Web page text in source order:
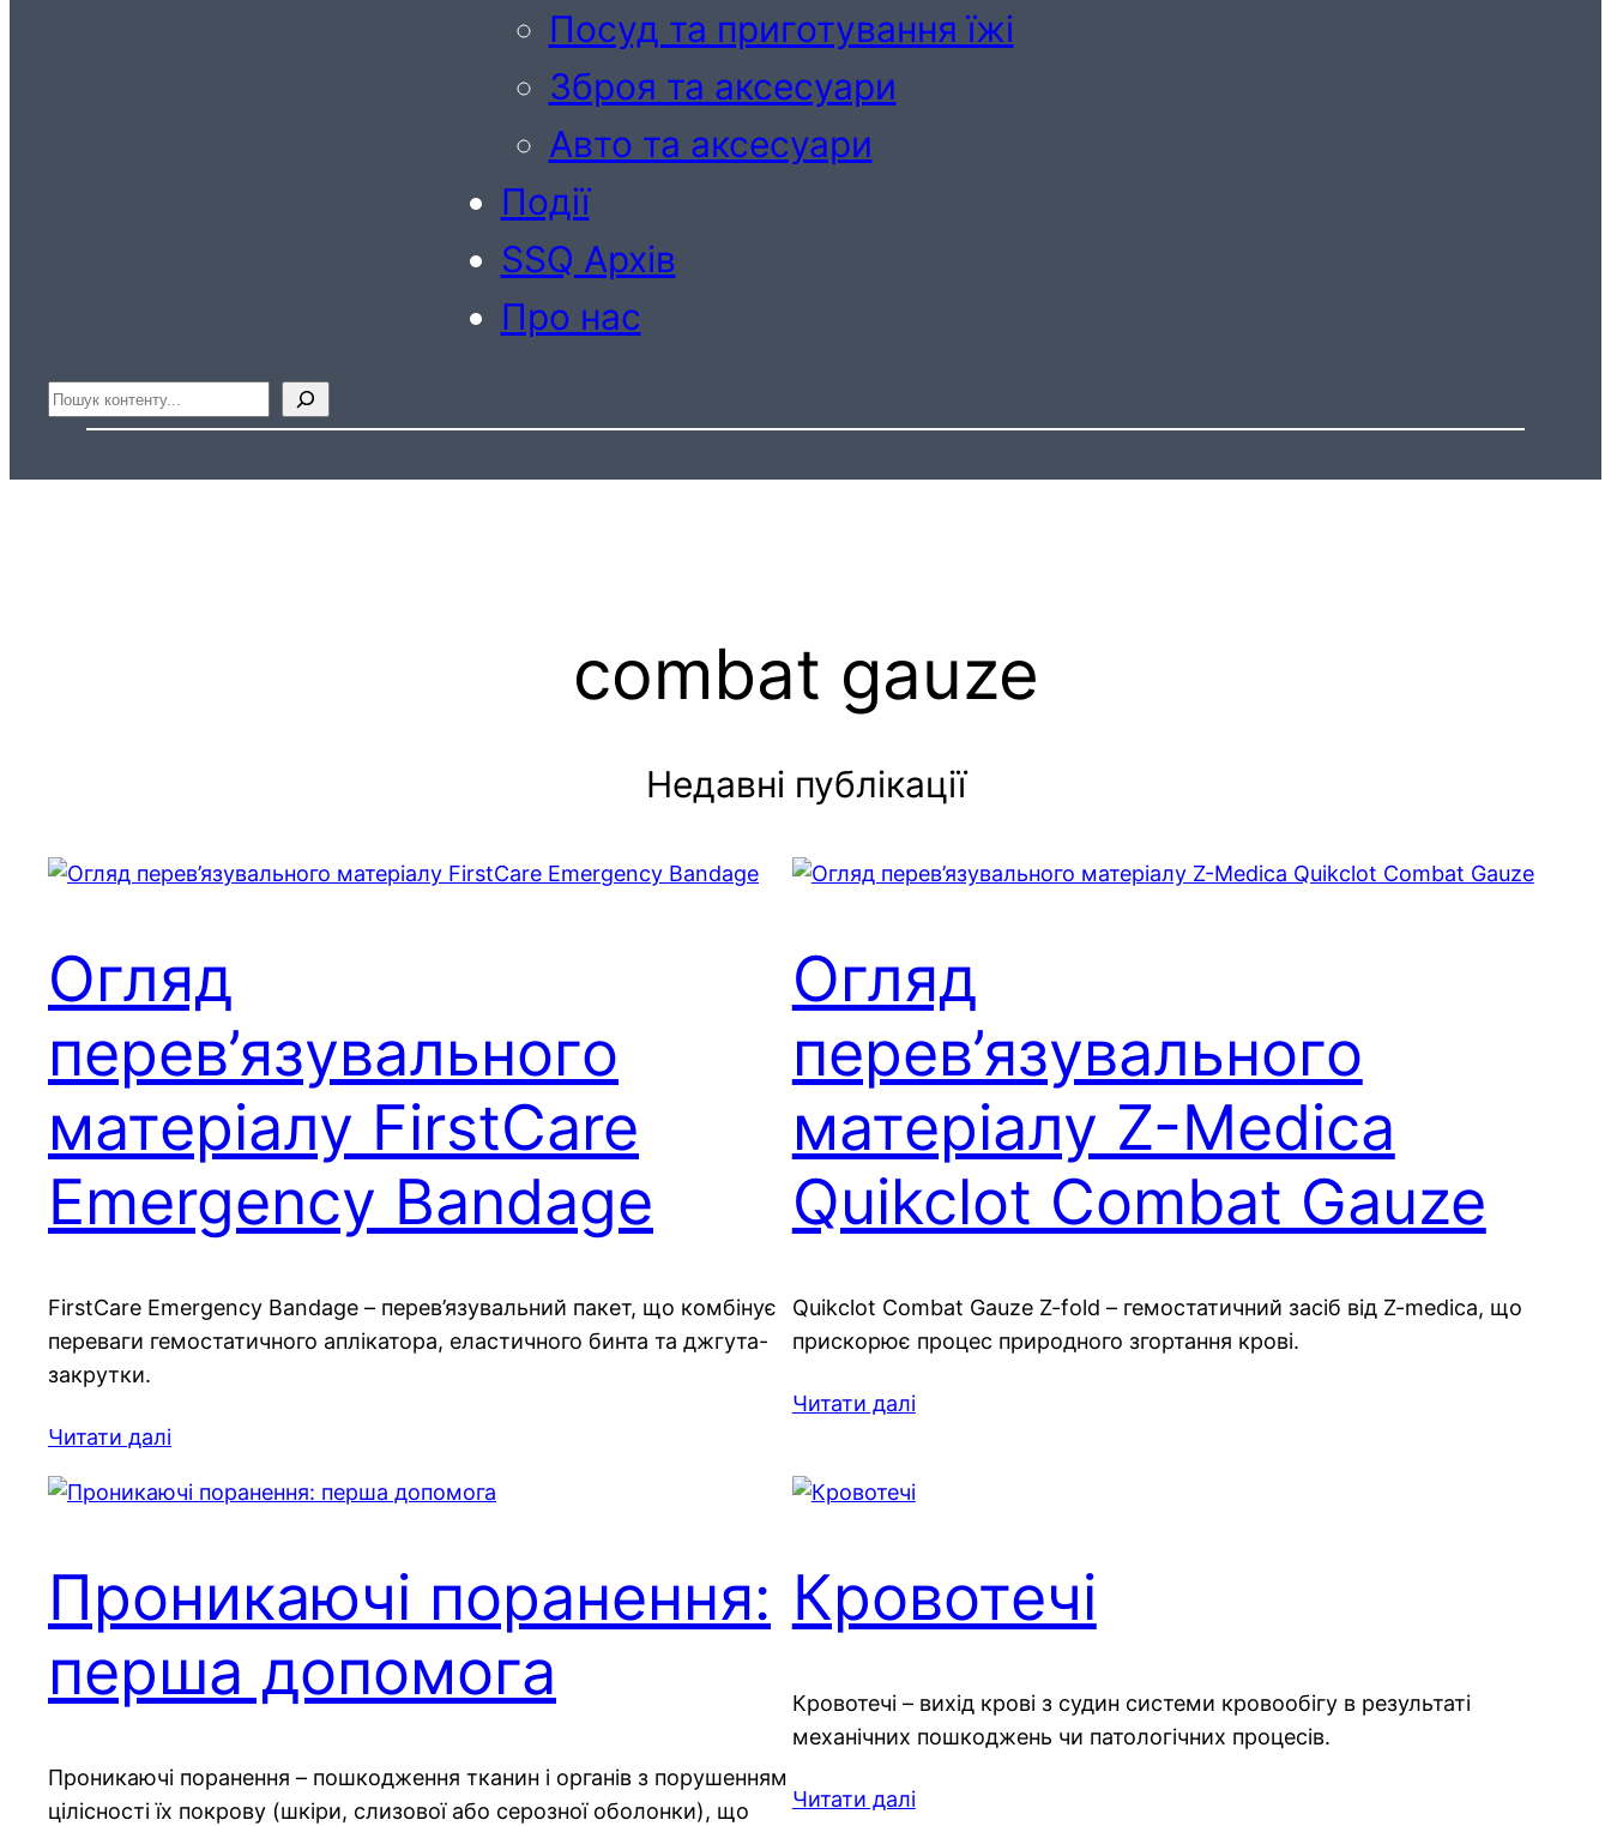
Посуд та приготування їжі
Зброя та аксесуари
Авто та аксесуари
Події
SSQ Архів
Про нас
Пошук
combat gauze
Недавні публікації
Огляд
перев’язувального
матеріалу FirstCare
Emergency Bandage
FirstCare Emergency Bandage – перев’язувальний пакет, що комбінує
переваги гемостатичного аплікатора, еластичного бинта та джгута-
закрутки.
Читати далі
Огляд
перев’язувального
матеріалу Z-Medica
Quikclot Combat Gauze
Quikclot Combat Gauze Z-fold – гемостатичний засіб від Z-medica, що
прискорює процес природного згортання крові.
Читати далі
Проникаючі поранення:
перша допомога
Проникаючі поранення – пошкодження тканин і органів з порушенням
цілісності їх покрову (шкіри, слизової або серозної оболонки), що
Кровотечі
Кровотечі – вихід крові з судин системи кровообігу в результаті
механічних пошкоджень чи патологічних процесів.
Читати далі